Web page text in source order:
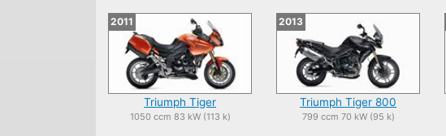
2011
Triumph Tiger
1050 ccm 83 kW (113 k)
2013
Triumph Tiger 800
799 ccm 70 kW (95 k)